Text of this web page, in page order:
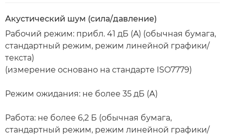
Акустический шум (сила/давление)
Рабочий режим: прибл. 41 дБ (A) (обычная бумага,
стандартный режим, режим линейной графики/
текста)
(измерение основано на стандарте ISO7779)
Режим ожидания: не более 35 дБ (А)
Работа: не более 6,2 Б (обычная бумага,
стандартный режим, режим линейной графики/